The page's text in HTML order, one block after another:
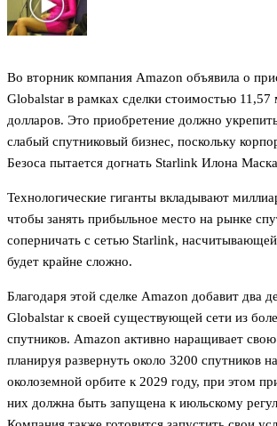
Во вторник компания Amazon объявила о
Globalstar в рамках сделки стоимостью 11,57
долларов. Это приобретение должно
слабый спутниковый бизнес, поскольку
Безоса пытается догнать Starlink Илона
Технологические гиганты вкладывают
чтобы занять прибыльное место на рынке
соперничать с сетью Starlink,
будет крайне сложно.
Благодаря этой сделке Amazon добавит два
Globalstar к своей существующей сети из
спутников. Amazon активно наращивает
планируя развернуть около 3200 спутников
околоземной орбите к 2029 году, при этом
них должна быть запущена к июльскому